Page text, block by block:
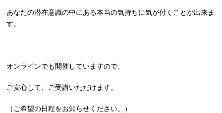
あなたの潜在意識の中にある本当の気持ちに気が付くことが出来ま
す。
オンラインでも開催していますので、
ご安心して、ご受講いただけます。
（ご希望の日程をお知らせください。）